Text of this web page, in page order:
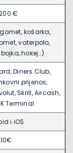
€
košarka,
vaterpolo,
hokej…)
Diners Club,
prijenos,
Skrill, Aircash,
Terminal
i iOS